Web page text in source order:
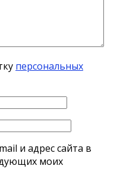
персональных
и адрес сайта в
моих